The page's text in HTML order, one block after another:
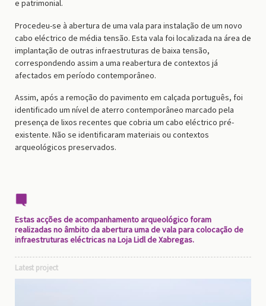
e patrimonial.
Procedeu-se à abertura de uma vala para instalação de um novo
cabo eléctrico de média tensão. Esta vala foi localizada na área de
implantação de outras infraestruturas de baixa tensão,
correspondendo assim a uma reabertura de contextos já
afectados em período contemporâneo.
Assim, após a remoção do pavimento em calçada português, foi
identificado um nível de aterro contemporâneo marcado pela
presença de lixos recentes que cobria um cabo eléctrico pré-
existente. Não se identificaram materiais ou contextos
arqueológicos preservados.
Estas acções de acompanhamento arqueológico foram
realizadas no âmbito da abertura uma de vala para colocação de
infraestruturas eléctricas na Loja Lidl de Xabregas.
Latest project